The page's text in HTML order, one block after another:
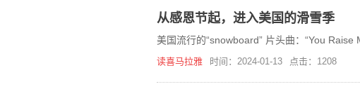
从感恩节起，进入美国的滑雪季
美国流行的“snowboard” 片头曲：“You Raise
读喜马拉雅 时间：2024-01-13 点击：1208